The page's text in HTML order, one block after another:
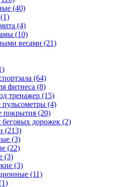
(40)
(4)
(10)
весами (21)
(64)
фитнеса (8)
тренажер (15)
(4)
покрытия (20)
беговых дорожек (2)
(213)
(3)
(22)
(3)
(3)
(11)